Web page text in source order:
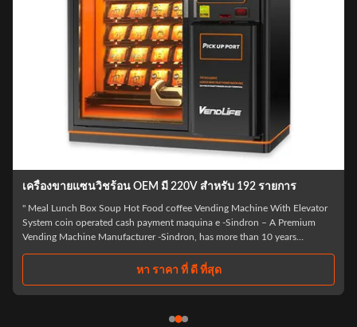
เครื่องขายอาหารร้อน 4KW เครื่องขายกล่องอาหารกลางวัน MDB
Dimensions H x L x W 2280 mm* 1880 mm* 1020mm Weight 660kg G.W/
600 kg N.W Capacity No.of shelves: standard 7 Items per shelf: 4 Selection
per item: 5-7 *shelves can be adjusted according to the products to suit
หา ราคา ที่ ดี ที่สุด